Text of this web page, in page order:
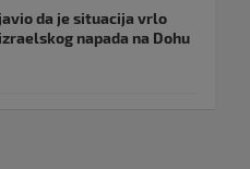
da je situacija vrlo
napada na Dohu